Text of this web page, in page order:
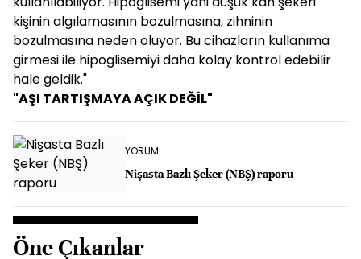
kişinin algılamasının bozulmasına, zihninin
bozulmasına neden oluyor. Bu cihazların kullanıma
girmesi ile hipoglisemiyi daha kolay kontrol edebilir
hale geldik."
"AŞI TARTIŞMAYA AÇIK DEĞİL"
YORUM
Nişasta Bazlı Şeker (NBŞ) raporu
Öne Çıkanlar